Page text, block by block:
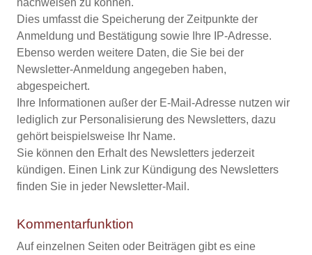
nachweisen zu können.
Dies umfasst die Speicherung der Zeitpunkte der
Anmeldung und Bestätigung sowie Ihre IP-Adresse.
Ebenso werden weitere Daten, die Sie bei der
Newsletter-Anmeldung angegeben haben,
abgespeichert.
Ihre Informationen außer der E-Mail-Adresse nutzen wir
lediglich zur Personalisierung des Newsletters, dazu
gehört beispielsweise Ihr Name.
Sie können den Erhalt des Newsletters jederzeit
kündigen. Einen Link zur Kündigung des Newsletters
finden Sie in jeder Newsletter-Mail.
Kommentarfunktion
Auf einzelnen Seiten oder Beiträgen gibt es eine